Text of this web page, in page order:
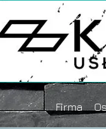
Firma